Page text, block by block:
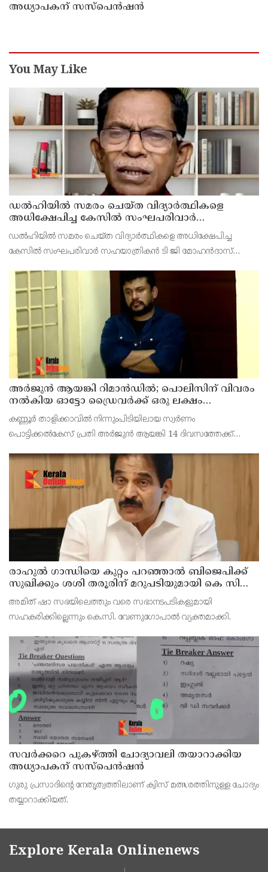
അധ്യാപകന് സസ്‌പെന്‍ഷന്‍
You May Like
ഡൽഹിയിൽ സമരം ചെയ്ത വിദ്യാർത്ഥികളെ
അധിക്ഷേപിച്ച കേസില്‍ സംഘപരിവാർ
സഹയാത്രികൻ ടി ജി മോഹന്‍ദാസ് കസ്റ്റഡിയിൽ
ഡല്‍ഹിയില്‍ സമരം ചെയ്ത വിദ്യാര്‍ത്ഥികളെ അധിക്ഷേപിച്ച
കേസില്‍ സംഘപരിവാര്‍ സഹയാത്രികന്‍ ടി ജി മോഹന്‍ദാസ്
അര്‍ജുന്‍ ആയങ്കി റിമാന്‍ഡില്‍; പൊലിസിന് വിവരം
നൽകിയ ഓട്ടോ ഡ്രൈവർക്ക് ഒരു ലക്ഷം
പാരിതോഷികം നൽകുമെന്ന് മന്ത്രി
കണ്ണൂർ താളിക്കാവിൽ നിന്നുംപിടിയിലായ സ്വർണം
പൊട്ടിക്കൽകേസ് പ്രതി അര്‍ജുന്‍ ആയങ്കി 14 ദിവസത്തേക്ക്
മജിസ്‌ട്രേറ്റാണ് റിമാൻഡ് ചെയ്തത് പ്രതിയെ തലശേരി സബ്
ജയില
രാഹുല്‍ ഗാന്ധിയെ കുറ്റം പറഞ്ഞാല്‍ ബിജെപിക്ക്
സുഖിക്കും ശശി തരൂരിന് മറുപടിയുമായി കെ സി
വേണുഗോപാല്‍
അമിത് ഷാ സഭയിലെത്തും വരെ സഭാനടപടികളുമായി
സഹകരിക്കില്ലെന്നും കെ.സി. വേണുഗോപാല്‍ വ്യക്തമാക്കി.
സവര്‍ക്കറെ പുകഴ്ത്തി ചോദ്യാവലി തയാറാക്കിയ
അധ്യാപകന് സസ്‌പെന്‍ഷന്‍
ഗുരു പ്രസാദിന്റെ നേതൃത്വത്തിലാണ് ക്വിസ് മത്സരത്തിനുള്ള ചോദ്യം
തയ്യാറാക്കിയത്.
Explore Kerala Onlinenews